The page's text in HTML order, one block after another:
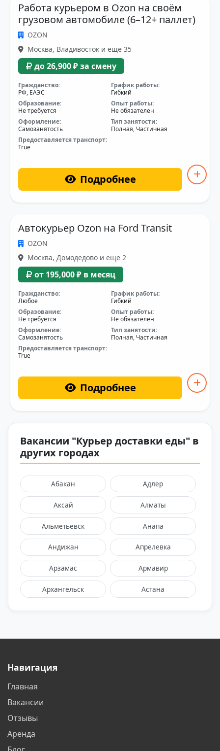
Работа курьером в Ozon на своём
грузовом автомобиле (6–12+ паллет)
OZON
Москва, Владивосток и еще 35
до 26,900 ₽ за смену
Гражданство:
РФ, ЕАЭС
График работы:
Гибкий
Образование:
Не требуется
Опыт работы:
Не обязателен
Оформление:
Самозанятость
Тип занятости:
Полная, Частичная
Предоставляется транспорт:
True
Подробнее
Автокурьер Ozon на Ford Transit
OZON
Москва, Домодедово и еще 2
от 195,000 ₽ в месяц
Гражданство:
Любое
График работы:
Гибкий
Образование:
Не требуется
Опыт работы:
Не обязателен
Оформление:
Самозанятость
Тип занятости:
Полная, Частичная
Предоставляется транспорт:
True
Подробнее
Вакансии "Курьер доставки еды" в
других городах
Абакан Адлер
Аксай Алматы
Альметьевск Анапа
Андижан Апрелевка
Арзамас Армавир
Архангельск Астана
Белореченск
Навигация
Главная
Вакансии
Отзывы
Аренда